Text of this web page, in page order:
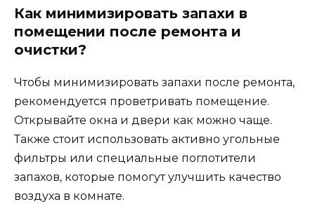
Как минимизировать запахи в
помещении после ремонта и
очистки?
Чтобы минимизировать запахи после ремонта,
рекомендуется проветривать помещение.
Открывайте окна и двери как можно чаще.
Также стоит использовать активно угольные
фильтры или специальные поглотители
запахов, которые помогут улучшить качество
воздуха в комнате.